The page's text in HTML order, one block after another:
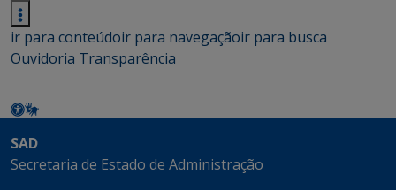
ir para conteúdoir para navegaçãoir para busca
Ouvidoria Transparência
SAD
Secretaria de Estado de Administração